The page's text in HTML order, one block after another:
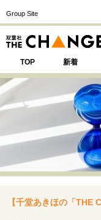
Group Site
TOP 新着
SPECIAL 注目の記事テ
運命を変えた出会い
【千堂あきほの「THE